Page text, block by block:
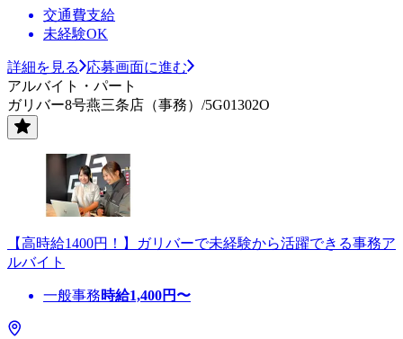
交通費支給
未経験OK
詳細を見る
応募画面に進む
アルバイト・パート
ガリバー8号燕三条店（事務）/5G01302O
【高時給1400円！】ガリバーで未経験から活躍できる事務ア
ルバイト
一般事務時給1,400円〜